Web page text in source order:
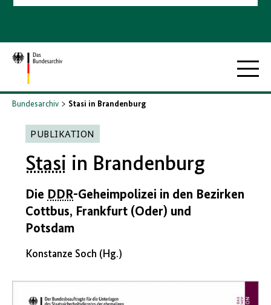
Zur
Startseite
Bundesarchiv Stasi in Brandenburg
PUBLIKATION
Stasi in Brandenburg
Die DDR-Geheimpolizei in den Bezirken
Cottbus, Frankfurt (Oder) und
Potsdam
Konstanze Soch (Hg.)